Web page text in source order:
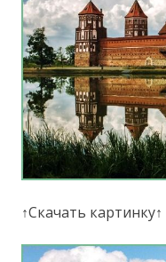
↑Скачать картинку↑